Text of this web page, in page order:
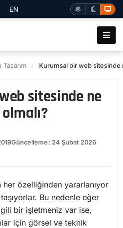
EN
Tasarım Kurumsal bir web sitesinde
sitesinde ne
Güncelleme: 24 Şubat 2026
her özelliğinden yararlanıyor
Bu nedenle eğer
bir işletmeniz var ise,
için görsel ve teknik